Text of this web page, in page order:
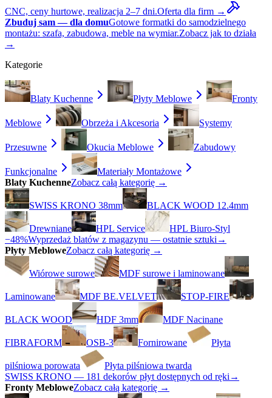
CNC, ceny hurtowe, realizacja 2–7 dni.Oferta dla firm →
Zbuduj sam — dla domuGotowe formatki do samodzielnego
montażu: szafa, zabudowa, meble na wymiar.Zobacz jak to działa
→
Kategorie
Blaty Kuchenne Płyty Meblowe Fronty
Meblowe Obrzeża i Akcesoria Systemy
Przesuwne Okucia Meblowe Zabudowy
Funkcjonalne
Materiały Montażowe
Blaty KuchenneZobacz całą kategorię →
SWISS KRONO 38mm BLACK WOOD 12.4mm
Drewniane HPL Service
HPL Biuro-Styl
−48%Wyprzedaż blatów z magazynu — ostatnie sztuki →
Płyty MebloweZobacz całą kategorię →
Wiórowe surowe MDF surowe i laminowane
Laminowane MDF BE.VELVET STOP-FIRE
BLACK WOOD HDF 3mm MDF Nacinane
FIBRAFORM OSB-3 Fornirowane Płyta
pilśniowa porowata
Płyta pilśniowa twarda
SWISS KRONO — 181 dekorów płyt dostępnych od ręki →
Fronty MebloweZobacz całą kategorię →